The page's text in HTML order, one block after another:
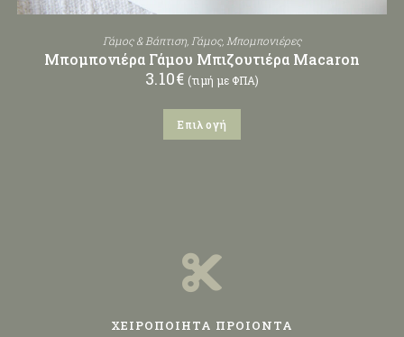
Γάμος & Βάπτιση Γάμος, Μπομπονιέρες
Μπομπονιέρα Γάμου Μπιζουτιέρα Macaron
3.10€ (τιμή με ΦΠΑ)
Επιλογή
ΧΕΙΡΟΠΟΙΗΤΑ ΠΡΟΙΟΝΤΑ